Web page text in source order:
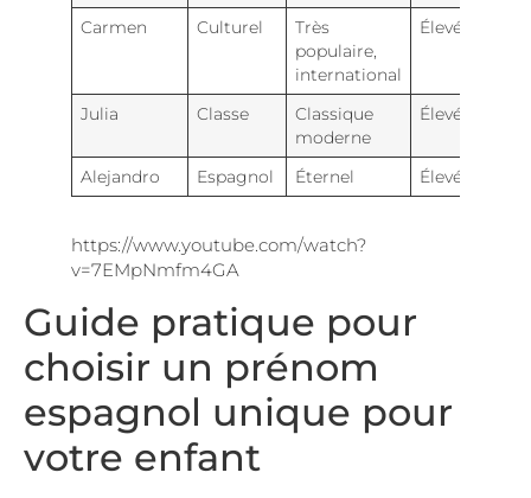
Carmen Culturel
Très
populaire,
international
Élevée
Julia Classe
Classique
moderne
Élevée
Alejandro Espagnol Éternel Élevée
https://www.youtube.com/watch?
v=7EMpNmfm4GA
Guide pratique pour
choisir un prénom
espagnol unique pour
votre enfant